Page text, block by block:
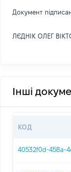
Документ
ЛЄДНІК ОЛЕГ
Інші
КОД
40532f0d-458a-